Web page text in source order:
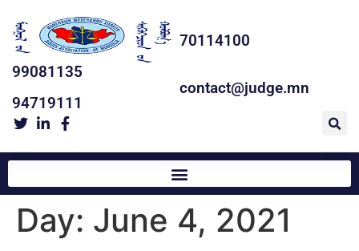
70114100
99081135
94719111
contact@judge.mn
Day: June 4, 2021